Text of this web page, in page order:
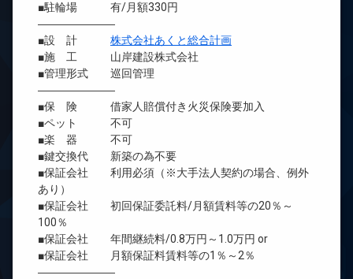
■駐輪場 有/月額330円
―――――――
■設 計 株式会社あくと総合計画
■施 工 山岸建設株式会社
■管理形式 巡回管理
―――――――
■保 険 借家人賠償付き火災保険要加入
■ペット 不可
■楽 器 不可
■鍵交換代 新築の為不要
■保証会社 利用必須（※大手法人契約の場合、例外
あり）
■保証会社 初回保証委託料/月額賃料等の20％～
100％
■保証会社 年間継続料/0.8万円～1.0万円 or
■保証会社 月額保証料賃料等の1％～2％
―――――――